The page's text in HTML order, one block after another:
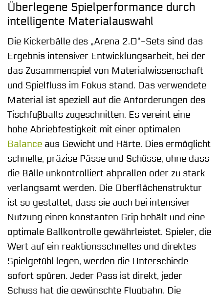
Überlegene Spielperformance durch
intelligente Materialauswahl
Die Kickerbälle des „Arena 2.0“-Sets sind das
Ergebnis intensiver Entwicklungsarbeit, bei der
das Zusammenspiel von Materialwissenschaft
und Spielfluss im Fokus stand. Das verwendete
Material ist speziell auf die Anforderungen des
Tischfußballs zugeschnitten. Es vereint eine
hohe Abriebfestigkeit mit einer optimalen
Balance aus Gewicht und Härte. Dies ermöglicht
schnelle, präzise Pässe und Schüsse, ohne dass
die Bälle unkontrolliert abprallen oder zu stark
verlangsamt werden. Die Oberflächenstruktur
ist so gestaltet, dass sie auch bei intensiver
Nutzung einen konstanten Grip behält und eine
optimale Ballkontrolle gewährleistet. Spieler, die
Wert auf ein reaktionsschnelles und direktes
Spielgefühl legen, werden die Unterschiede
sofort spüren. Jeder Pass ist direkt, jeder
Schuss hat die gewünschte Flugbahn. Die